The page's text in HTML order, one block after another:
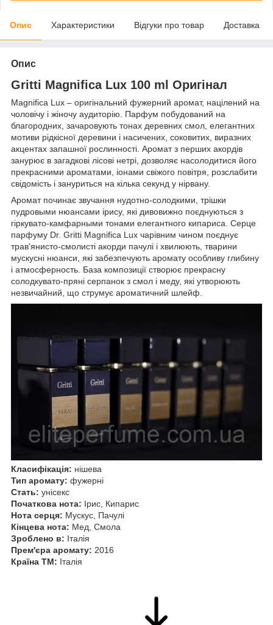
Опис Характеристики Відгуки про товар Доставка
Опис
Gritti Magnifica Lux 100 ml Оригінал
Magnifica Lux – оригінальний фужерний аромат, націлений на
чоловічу і жіночу аудиторію. Парфум побудований на
благородних, зачаровують тонах деревних смол, елегантних
мотиви рідкісної деревини і насичених, соковитих, виразних
акцентах запашної рослинності. Аромат з перших акордів
занурює в загадкові лісові нетрі, дозволяє насолодитися його
прекрасними ароматами, іонами свіжого повітря, розслабити
свідомість і зануриться на кілька секунд у нірвану.
Аромат починає звучання нудотно-солодкими, трішки
пудровыми нюансами ірису, які дивовижно поєднуються з
гіркувато-камфарными тонами елегантного кипариса. Серце
парфуму Dr. Gritti Magnifica Lux чарівним чином поєднує
трав'янисто-смолисті акорди пачулі і хвилюють, тварини
мускусні нюанси, які забезпечують аромату особливу глибину
і атмосферность. База композиції створює прекрасну
солодкувато-пряні серпанок з смол і меду, які утворюють
незвичайний, що струмує ароматичний шлейф.
Класифікація: нішева
Тип аромату: фужерні
Стать: унісекс
Початкова нота: Ірис, Кипарис
Нота серця: Мускус, Пачулі
Кінцева нота: Мед, Смола
Зроблено в: Італія
Прем'єра аромату: 2016
Країна ТМ: Італія